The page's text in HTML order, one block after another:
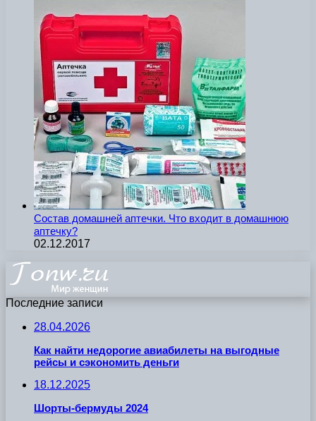
Состав домашней аптечки. Что входит в домашнюю
аптечку?
02.12.2017
Последние записи
28.04.2026
Как найти недорогие авиабилеты на выгодные
рейсы и сэкономить деньги
18.12.2025
Шорты-бермуды 2024